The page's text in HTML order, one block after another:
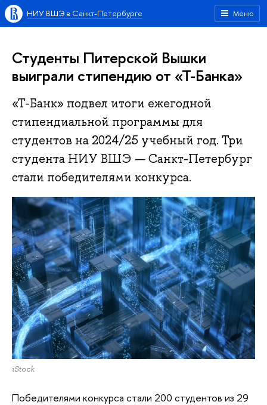
Меню
НИУ ВШЭ в Санкт-Петербурге
Студенты Питерской Вышки
выиграли стипендию от «Т-Банка»
«Т-Банк» подвел итоги ежегодной
стипендиальной программы для
студентов на 2024/25 учебный год. Три
студента НИУ ВШЭ — Санкт-Петербург
стали победителями конкурса.
iStock
Победителями конкурса стали 200 студентов из 29